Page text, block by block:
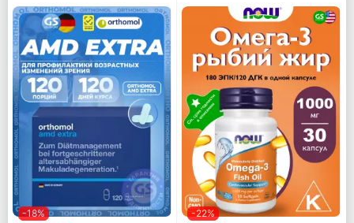
-18% -22%